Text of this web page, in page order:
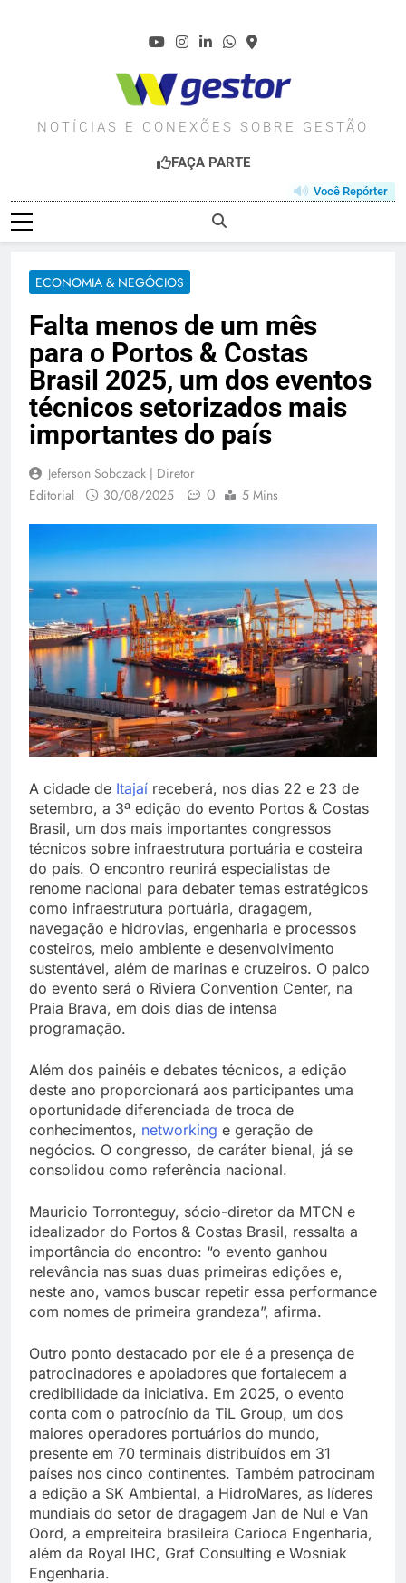
WGESTOR.COM.BR
NOTÍCIAS E CONEXÕES SOBRE GESTÃO
FAÇA PARTE
Você Repórter
ECONOMIA & NEGÓCIOS
Falta menos de um mês
para o Portos & Costas
Brasil 2025, um dos eventos
técnicos setorizados mais
importantes do país
Jeferson Sobczack | Diretor
Editorial
30/08/2025 0 5 Mins
A cidade de Itajaí receberá, nos dias 22 e 23 de
setembro, a 3ª edição do evento Portos & Costas
Brasil, um dos mais importantes congressos
técnicos sobre infraestrutura portuária e costeira
do país. O encontro reunirá especialistas de
renome nacional para debater temas estratégicos
como infraestrutura portuária, dragagem,
navegação e hidrovias, engenharia e processos
costeiros, meio ambiente e desenvolvimento
sustentável, além de marinas e cruzeiros. O palco
do evento será o Riviera Convention Center, na
Praia Brava, em dois dias de intensa
programação.
Além dos painéis e debates técnicos, a edição
deste ano proporcionará aos participantes uma
oportunidade diferenciada de troca de
conhecimentos, networking e geração de
negócios. O congresso, de caráter bienal, já se
consolidou como referência nacional.
Mauricio Torronteguy, sócio-diretor da MTCN e
idealizador do Portos & Costas Brasil, ressalta a
importância do encontro: “o evento ganhou
relevância nas suas duas primeiras edições e,
neste ano, vamos buscar repetir essa performance
com nomes de primeira grandeza”, afirma.
Outro ponto destacado por ele é a presença de
patrocinadores e apoiadores que fortalecem a
credibilidade da iniciativa. Em 2025, o evento
conta com o patrocínio da TiL Group, um dos
maiores operadores portuários do mundo,
presente em 70 terminais distribuídos em 31
países nos cinco continentes. Também patrocinam
a edição a SK Ambiental, a HidroMares, as líderes
mundiais do setor de dragagem Jan de Nul e Van
Oord, a empreiteira brasileira Carioca Engenharia,
além da Royal IHC, Graf Consulting e Wosniak
Engenharia.